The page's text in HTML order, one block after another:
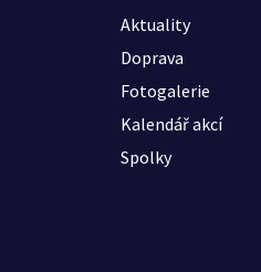
Aktuality
Doprava
Fotogalerie
Kalendář akcí
Spolky